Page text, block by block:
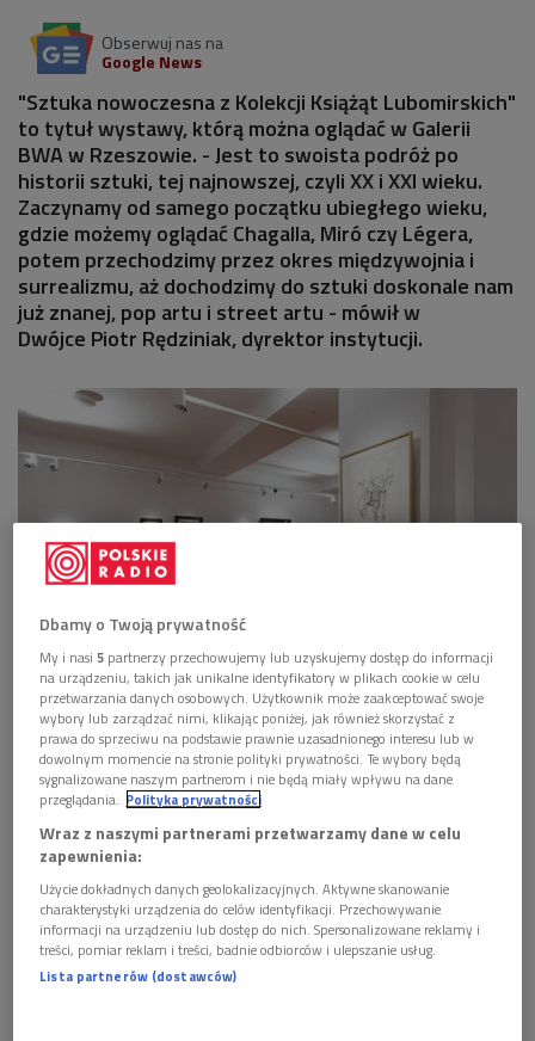
Obserwuj nas na
Google News
"Sztuka nowoczesna z Kolekcji Książąt Lubomirskich"
to tytuł wystawy, którą można oglądać w Galerii
BWA w Rzeszowie. - Jest to swoista podróż po
historii sztuki, tej najnowszej, czyli XX i XXI wieku.
Zaczynamy od samego początku ubiegłego wieku,
gdzie możemy oglądać Chagalla, Miró czy Légera,
potem przechodzimy przez okres międzywojnia i
surrealizmu, aż dochodzimy do sztuki doskonale nam
już znanej, pop artu i street artu - mówił w
Dwójce Piotr Rędziniak, dyrektor instytucji.
Wystawa "Sztuka nowoczesna z Kolekcji Książąt Lubomirskich" w Galerii BWA
w Rzeszowie Foto: Grzegorz Bukała/UM Rzeszów
Wystawa "Sztuka nowoczesna z Kolekcji Książąt
Lubomirskich" prezentowana jest w Galerii BWA w
Rzeszowie od 20 styczna br.
Na ekspozycję składają się 52 prace czołowych
twórców sztuki współczesnej. Są to głównie obrazy i
grafiki, a także dwie ceramiki.
Wybrane dzieła znakomicie dokumentują niemal
wszystkie ważne zjawiska artystyczne pojawiające się
Dbamy o Twoją prywatność
My i nasi5 partnerzy przechowujemy lub uzyskujemy dostęp do informacji
na urządzeniu, takich jak unikalne identyfikatory w plikach cookie w celu
przetwarzania danych osobowych. Użytkownik może zaakceptować swoje
wybory lub zarządzać nimi, klikając poniżej, jak również skorzystać z
prawa do sprzeciwu na podstawie prawnie uzasadnionego interesu lub w
dowolnym momencie na stronie polityki prywatności. Te wybory będą
sygnalizowane naszym partnerom i nie będą miały wpływu na dane
przeglądania. Polityka prywatności
Wraz z naszymi partnerami przetwarzamy dane w celu
zapewnienia:
Użycie dokładnych danych geolokalizacyjnych. Aktywne skanowanie
charakterystyki urządzenia do celów identyfikacji. Przechowywanie
informacji na urządzeniu lub dostęp do nich. Spersonalizowane reklamy i
treści, pomiar reklam i treści, badnie odbiorców i ulepszanie usług.
Lista partnerów (dostawców)